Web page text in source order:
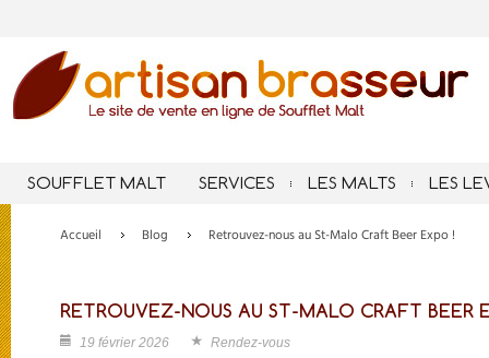
SOUFFLET MALT SERVICES LES MALTS LES
Accueil Blog Retrouvez-nous au St-Malo Craft Beer Expo !
RETROUVEZ-NOUS AU ST-MALO CRAFT BEER
19 février 2026 Rendez-vous